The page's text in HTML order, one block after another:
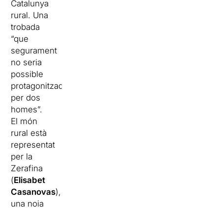
Catalunya
rural. Una
trobada
“que
segurament
no seria
possible
protagonitzada
per dos
homes”.
El món
rural està
representat
per la
Zerafina
(Elisabet
Casanovas),
una noia